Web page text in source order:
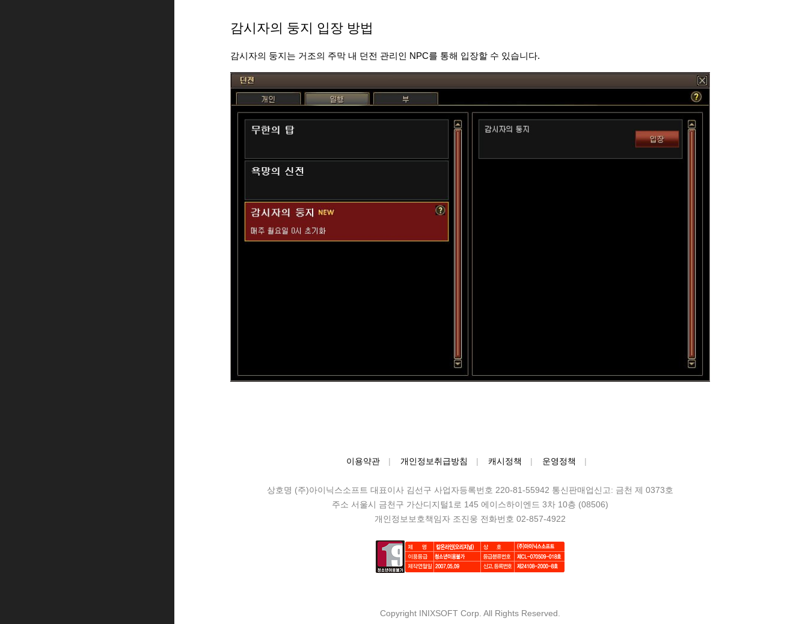
감시자의 둥지 입장 방법
감시자의 둥지는 거조의 주막 내 던전 관리인 NPC를 통해 입장할 수 있습니다.
이용약관 개인정보취급방침 캐시정책 운영정책
상호명 (주)아이닉스소프트 대표이사 김선구 사업자등록번호 220-81-55942 통신판매업신고: 금천 제 0373호
주소 서울시 금천구 가산디지털1로 145 에이스하이엔드 3차 10층 (08506)
개인정보보호책임자 조진웅 전화번호 02-857-4922
Copyright INIXSOFT Corp. All Rights Reserved.